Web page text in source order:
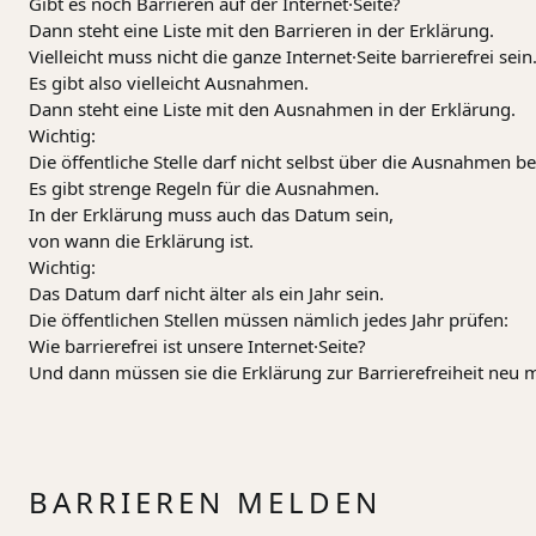
Dann steht eine Liste mit den Barrieren in der Erklärung.
Vielleicht muss nicht die ganze Internet·Seite barrierefrei sein.
Es gibt also vielleicht Ausnahmen.
Dann steht eine Liste mit den Ausnahmen in der Erklärung.
Wichtig:
Die öffentliche Stelle darf nicht selbst über die Ausnahmen
Es gibt strenge Regeln für die Ausnahmen.
In der Erklärung muss auch das Datum sein,
von wann die Erklärung ist.
Wichtig:
Das Datum darf nicht älter als ein Jahr sein.
Die öffentlichen Stellen müssen nämlich jedes Jahr prüfen:
Wie barrierefrei ist unsere Internet·Seite?
Und dann müssen sie die Erklärung zur Barrierefreiheit neu
BARRIEREN MELDEN